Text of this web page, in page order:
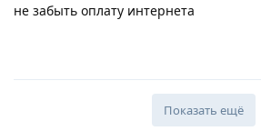
не забыть оплату интернета
Показать ещё